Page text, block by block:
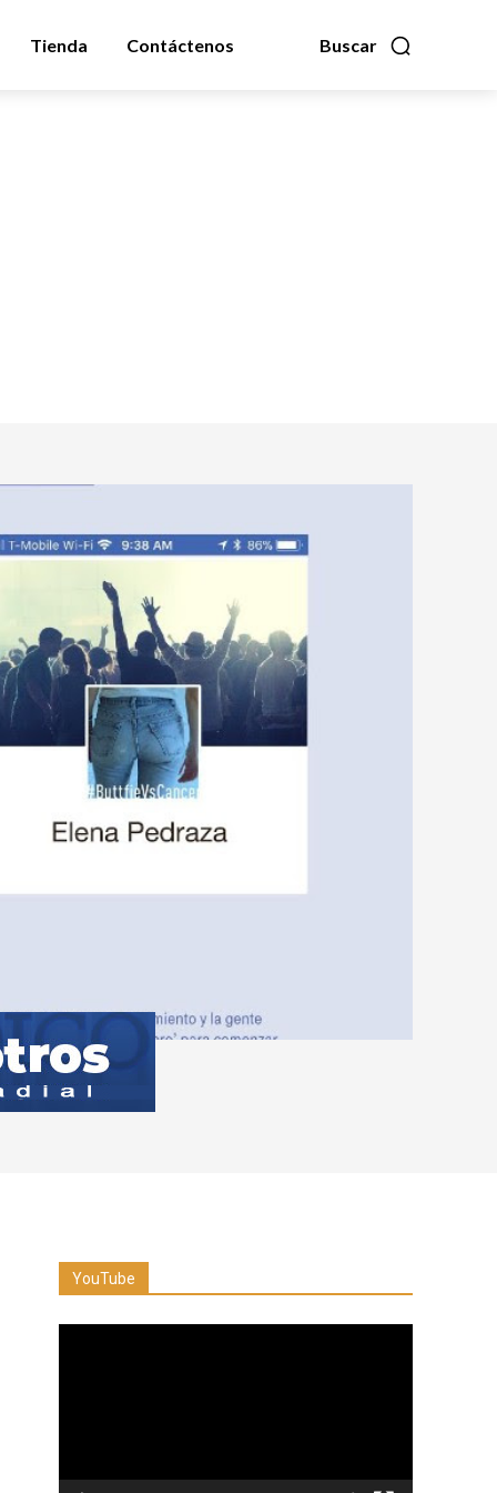
Buscar
Tienda Contáctenos
YouTube